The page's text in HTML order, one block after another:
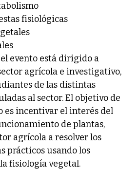
fisiológicas
evento está dirigido a
agrícola e investigativo,
de las distintas
al sector. El objetivo de
es incentivar el interés del
de plantas,
agrícola a resolver los
prácticos usando los
fisiología vegetal.